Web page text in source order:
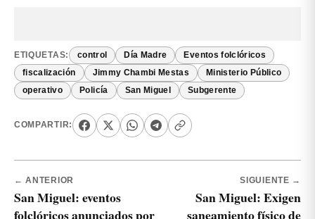
ETIQUETAS: control Día Madre Eventos folclóricos
fiscalización Jimmy Chambi Mestas Ministerio Público
operativo Policía San Miguel Subgerente
COMPARTIR:
← ANTERIOR
San Miguel: eventos
folclóricos anunciados por
SIGUIENTE →
San Miguel: Exigen
saneamiento físico de